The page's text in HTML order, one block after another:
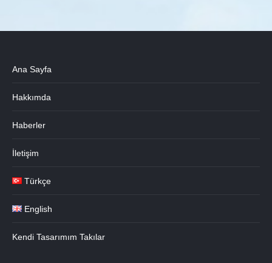
Ana Sayfa
Hakkımda
Haberler
İletişim
Türkçe
English
Kendi Tasarımım Takılar